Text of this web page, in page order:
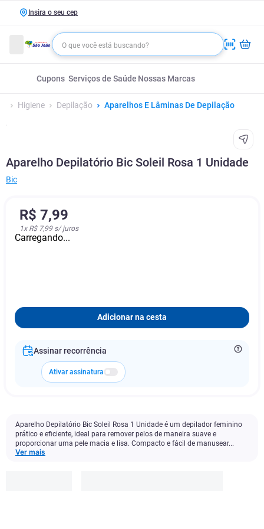
Insira o seu cep
Cupons Serviços de Saúde Nossas Marcas
Higiene Depilação Aparelhos E Lâminas De Depilação
Aparelho Depilatório Bic Soleil Rosa 1 Unidade
Bic
R$ 7,99
1x R$ 7,99s/ juros
Carregando...
Adicionar na cesta
Assinar recorrência
Ativar assinatura
Aparelho Depilatório Bic Soleil Rosa 1 Unidade é um depilador feminino
prático e eficiente, ideal para remover pelos de maneira suave e
proporcionar uma pele macia e lisa. Compacto e fácil de manusear...
Ver mais